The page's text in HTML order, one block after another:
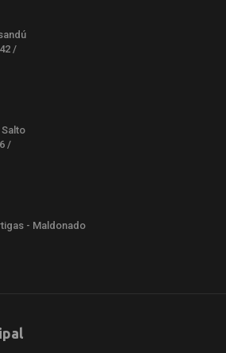
/
Salto
/
- Maldonado